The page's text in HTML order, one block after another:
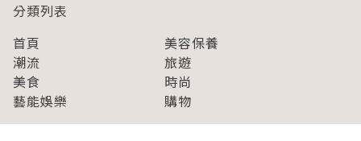
分類列表
首頁
美容保養
潮流
旅遊
美食
時尚
藝能娛樂
購物